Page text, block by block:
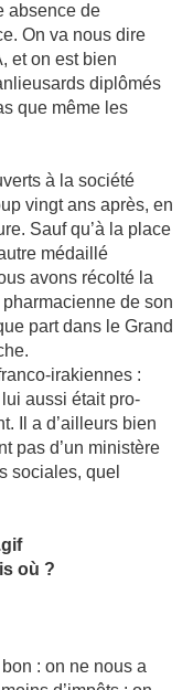
absence de
On va nous dire
et on est bien
diplômés
que même les
à la société
vingt ans après, en
Sauf qu’à la place
médaillé
avons récolté la
de son
part dans le Grand
irakiennes :
aussi était pro-
Il a d’ailleurs bien
pas d’un ministère
sociales, quel
où ?
: on ne nous a